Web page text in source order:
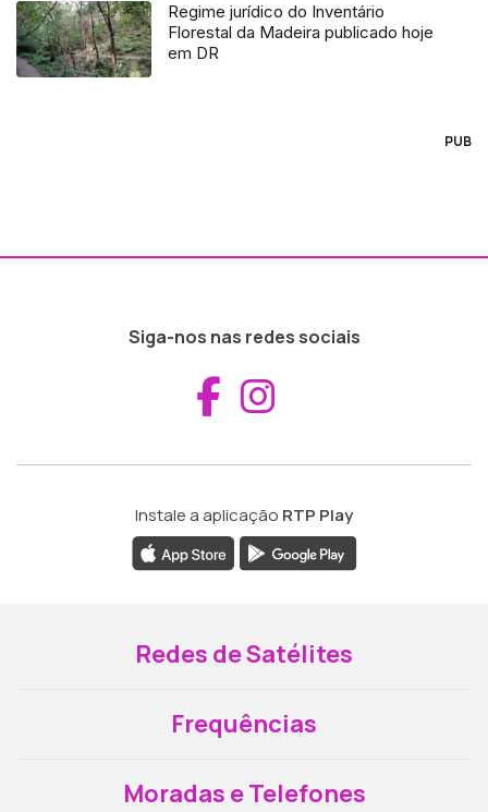
Regime jurídico do Inventário
Florestal da Madeira publicado hoje
em DR
PUB
Siga-nos nas redes sociais
Aceder ao
Instale a aplicação RTP Play
Redes de Satélites
Frequências
Moradas e Telefones